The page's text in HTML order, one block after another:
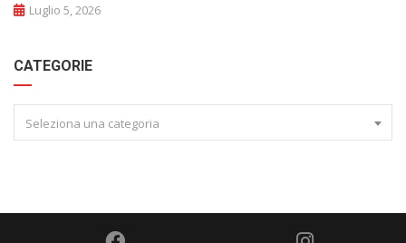
Luglio 5, 2026
CATEGORIE
Seleziona una categoria